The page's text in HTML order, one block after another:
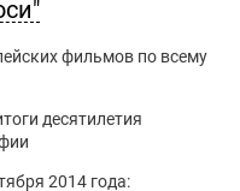
фильмов по всему
десятилетия
2014 года: